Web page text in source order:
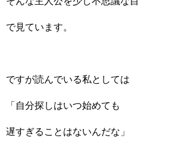
で見ています。
ですが読んでいる私としては
「自分探しはいつ始めても
遅すぎることはないんだな」